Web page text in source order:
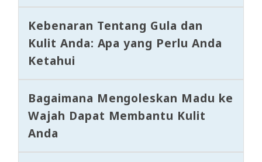
Kebenaran Tentang Gula dan
Kulit Anda: Apa yang Perlu Anda
Ketahui
Bagaimana Mengoleskan Madu ke
Wajah Dapat Membantu Kulit
Anda